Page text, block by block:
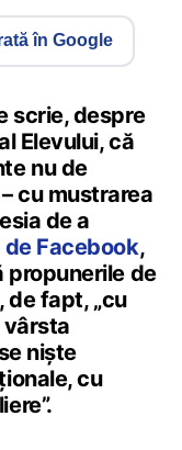
în Google
scrie, despre
Elevului, că
nu de
cu mustrarea
de a
de Facebook,
propunerile de
fapt, „cu
niște
cu